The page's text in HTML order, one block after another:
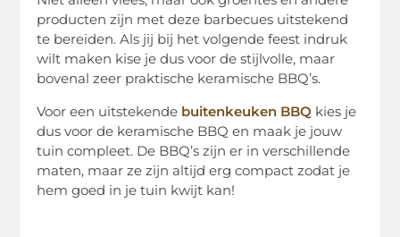
producten zijn met deze barbecues uitstekend
te bereiden. Als jij bij het volgende feest indruk
wilt maken kise je dus voor de stijlvolle, maar
bovenal zeer praktische keramische BBQ’s.
Voor een uitstekende buitenkeuken BBQ kies je
dus voor de keramische BBQ en maak je jouw
tuin compleet. De BBQ’s zijn er in verschillende
maten, maar ze zijn altijd erg compact zodat je
hem goed in je tuin kwijt kan!